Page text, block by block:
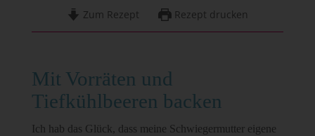
Zum Rezept Rezept drucken
Mit Vorräten und
Tiefkühlbeeren backen
Ich hab das Glück, dass meine Schwiegermutter eigene